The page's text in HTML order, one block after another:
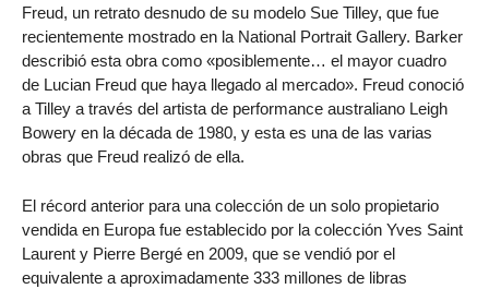
Freud, un retrato desnudo de su modelo Sue Tilley, que fue
recientemente mostrado en la National Portrait Gallery. Barker
describió esta obra como «posiblemente… el mayor cuadro
de Lucian Freud que haya llegado al mercado». Freud conoció
a Tilley a través del artista de performance australiano Leigh
Bowery en la década de 1980, y esta es una de las varias
obras que Freud realizó de ella.
El récord anterior para una colección de un solo propietario
vendida en Europa fue establecido por la colección Yves Saint
Laurent y Pierre Bergé en 2009, que se vendió por el
equivalente a aproximadamente 333 millones de libras